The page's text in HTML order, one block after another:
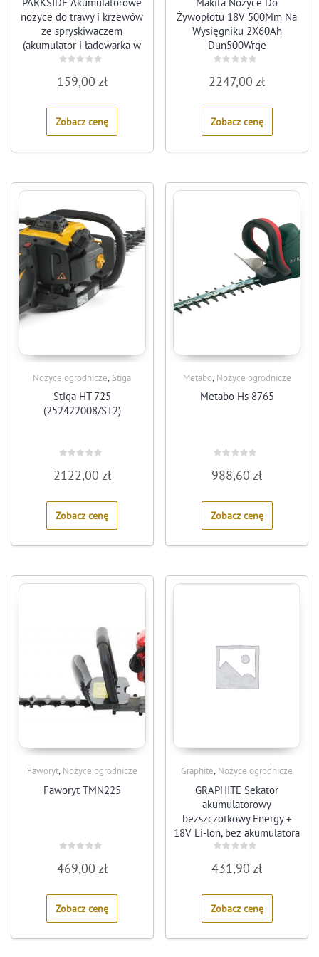
nożyce do trawy i krzewów
ze spryskiwaczem
(akumulator i ładowarka w
zestawie), 12 V
0
out
5
159,00 zł
Zobacz cenę
Żywopłotu 18V 500Mm Na
Wysięgniku 2X60Ah
Dun500Wrge
0
out
5
2247,00zł
Zobacz cenę
Nożyce ogrodnicze, Stiga
Stiga HT 725
(252422008/ST2)
0
out
5
2122,00 zł
Zobacz cenę
Metabo, Nożyce ogrodnicze
Metabo Hs 8765
0
out
5
988,60zł
Zobacz cenę
Faworyt, Nożyce ogrodnicze
Faworyt TMN225
0
5
469,00 zł
Zobacz cenę
Graphite, Nożyce ogrodnicze
GRAPHITE Sekator
akumulatorowy
bezszczotkowy Energy +
18V Li-lon, bez akumulatora
0
5
431,90zł
Zobacz cenę